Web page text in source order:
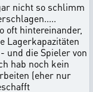
nicht so schlimm
oft hintereinander,
Lagerkapazitäten
und die Spieler von
hab noch kein
(eher nur